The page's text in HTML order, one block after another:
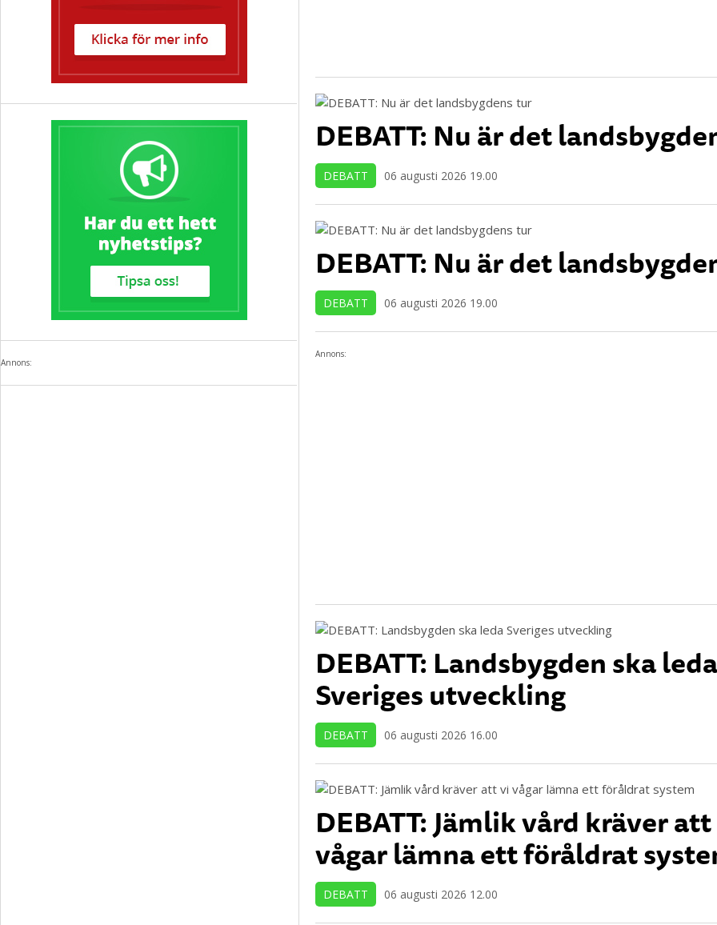
Annons:
DEBATT: Nu är det
DEBATT 06 augusti 2026 19.00
DEBATT: Nu är det
DEBATT 06 augusti 2026 19.00
Annons:
DEBATT: Landsbygden ska leda
Sveriges utveckling
DEBATT 06 augusti 2026 16.00
DEBATT: Jämlik vård kräver
vågar lämna ett föråldrat
DEBATT 06 augusti 2026 12.00